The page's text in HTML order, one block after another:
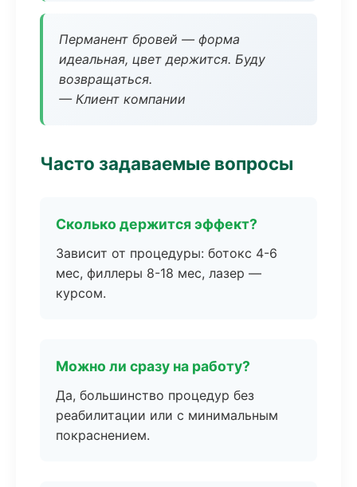
Перманент бровей — форма
идеальная, цвет держится. Буду
возвращаться.
— Клиент компании
Часто задаваемые вопросы
Сколько держится эффект?
Зависит от процедуры: ботокс 4-6
мес, филлеры 8-18 мес, лазер —
курсом.
Можно ли сразу на работу?
Да, большинство процедур без
реабилитации или с минимальным
покраснением.